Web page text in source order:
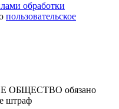
обработки
пользовательское
ОБЩЕСТВО обязано
штраф